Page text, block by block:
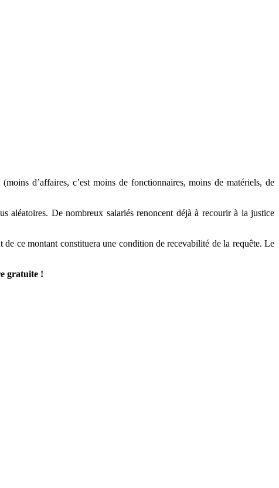
d’affaires, c’est moins de fonctionnaires, moins de matériels, de
aléatoires. De nombreux salariés renoncent déjà à recourir à la justice
ce montant constituera une condition de recevabilité de la requête. Le
gratuite !